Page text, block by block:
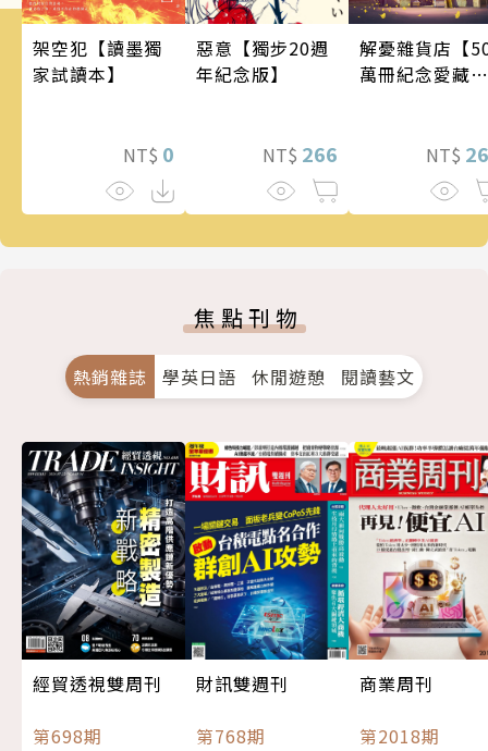
架空犯【讀墨獨
家試讀本】
NT$ 0
惡意【獨步20週
年紀念版】
NT$ 266
解憂雜貨店【
萬冊紀念愛藏
NT$
焦點刊物
熱銷雜誌 學英日語 休閒遊憩 閱讀藝文
經貿透視雙周刊
第698期
財訊雙週刊
第768期
商業周刊
第2018期